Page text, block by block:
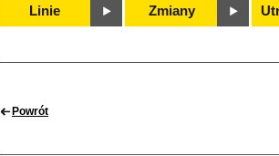
Linie Zmiany
Powrót